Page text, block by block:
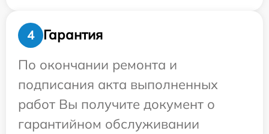
4
Гарантия
По окончании ремонта и
подписания акта выполненных
работ Вы получите документ о
гарантийном обслуживании